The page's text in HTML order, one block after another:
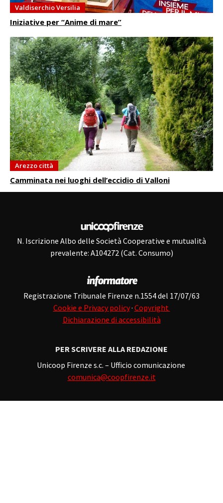
Valdiserchio Versilia
Iniziative per “Anime di mare”
Arezzo città
Camminata nei luoghi dell’eccidio di Valloni
N. Iscrizione Albo delle Società Cooperative e mutualità
prevalente: A104272 (Cat. Consumo)
Registrazione Tribunale Firenze n.1554 del 17/07/63
Cookie e Privacy policy· Copyright
Dichiarazione di accessibilità
PER SCRIVERE ALLA REDAZIONE
Unicoop Firenze s.c. – Ufficio comunicazione
comunica@coopfirenze.it